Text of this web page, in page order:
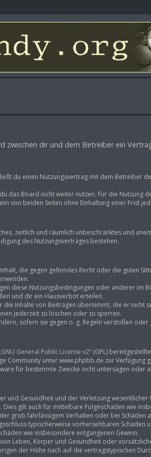
zwischen dir und dem Betreiber ein
du einen Nutzungsvertrag mit dem Betreiber
das Board nicht weiter nutzen. Für die Nutzung
von beiden Seiten ohne Einhaltung einer Frist
zeitlich und räumlich unbeschränktes und
des Nutzungsvertrages bestehen.
die gegen geltendes Recht oder die guten
diese Nutzungsbedingungen oder anderer im
und dir ein Hausverbot erteilen.
Inhalte von Beiträgen übernimmt, die er nicht
jederzeit zu löschen oder zu sperren.
sofern sie gegen o. g. Regeln verstoßen
GNU General Public License v2“ (GPL)
unter www.phpbb.de zur Verfügung
für bestimmte Zwecke nicht untersagen oder
und Gesundheit und der Verletzung
gilt auch für mittelbare Folgeschäden wie
grob fahrlässigem Verhalten oder bei
typischerweise vorhersehbaren
wie insbesondere entgangenen Gewinn.
Leben, Körper und Gesundheit oder
der Höhe nach auf die vertragstypischen